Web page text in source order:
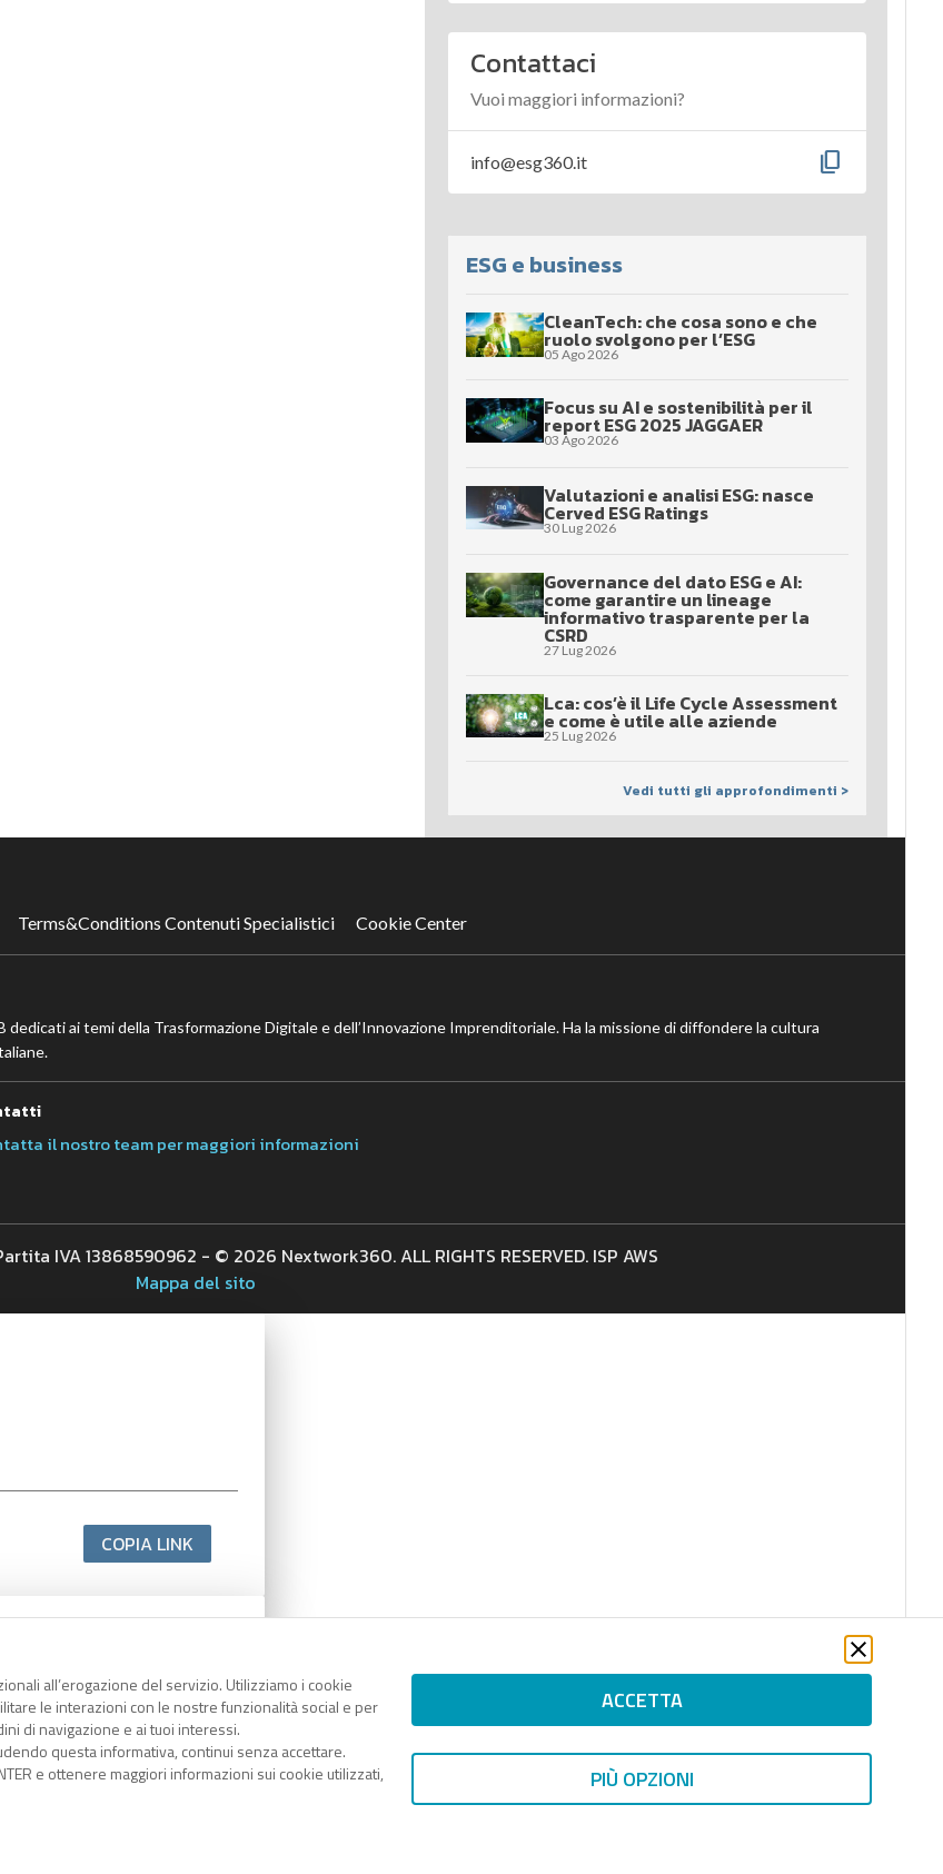
Contattaci
Vuoi maggiori informazioni?
info@esg360.it content_copy
ESG e business
CleanTech: che cosa sono e che
ruolo svolgono per l’ESG
05 Ago 2026
Focus su AI e sostenibilità per il
report ESG 2025 JAGGAER
03 Ago 2026
Valutazioni e analisi ESG: nasce
Cerved ESG Ratings
30 Lug 2026
Governance del dato ESG e AI:
come garantire un lineage
informativo trasparente per la
CSRD
27 Lug 2026
Lca: cos’è il Life Cycle Assessment
e come è utile alle aziende
25 Lug 2026
Vedi tutti gli approfondimenti >
all’erogazione del servizio. Utilizziamo i cookie
le interazioni con le nostre funzionalità social e per
di navigazione e ai tuoi interessi.
questa informativa, continui senza accettare.
e ottenere maggiori informazioni sui cookie utilizzati,
ACCETTA
PIÙ OPZIONI
Terms&Conditions Contenuti Specialistici Cookie Center
ai temi della Trasformazione Digitale e dell’Innovazione Imprenditoriale. Ha la missione di diffondere la cultura
il nostro team per maggiori informazioni
IVA 13868590962 - © 2026 Nextwork360. ALL RIGHTS RESERVED. ISP AWS
Mappa del sito
COPIA LINK